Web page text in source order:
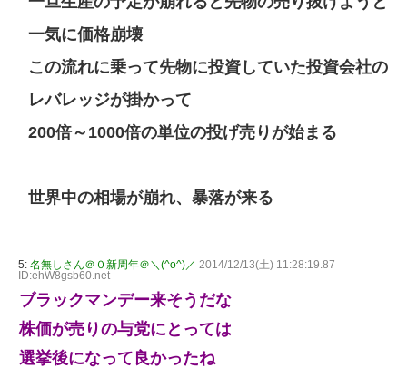
一気に価格崩壊
この流れに乗って先物に投資していた投資会社の
レバレッジが掛かって
200倍～1000倍の単位の投げ売りが始まる
世界中の相場が崩れ、暴落が来る
5: 名無しさん＠０新周年＠＼(^o^)／ 2014/12/13(土) 11:28:19.87
ID:ehW8gsb60.net
ブラックマンデー来そうだな
株価が売りの与党にとっては
選挙後になって良かったね